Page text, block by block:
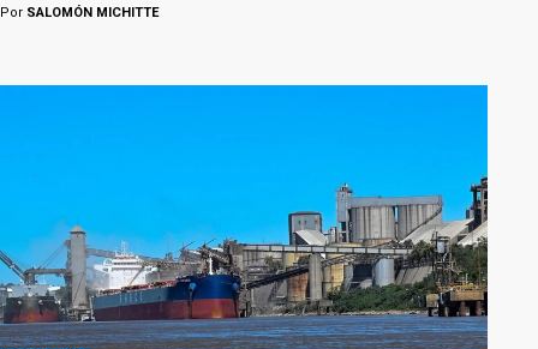
Por SALOMÓN MICHITTE